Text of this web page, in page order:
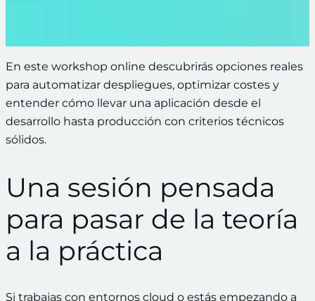
En este workshop online descubrirás opciones reales
para automatizar despliegues, optimizar costes y
entender cómo llevar una aplicación desde el
desarrollo hasta producción con criterios técnicos
sólidos.
Una sesión pensada
para pasar de la teoría
a la práctica
Si trabajas con entornos cloud o estás empezando a